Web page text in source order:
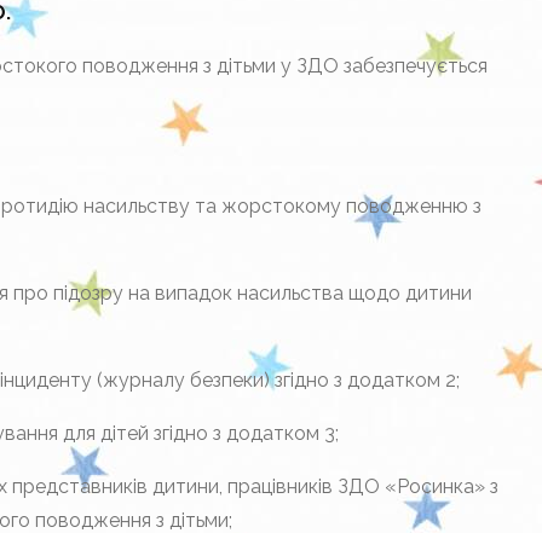
поводження з дітьми у ЗДО забезпечується
насильству та жорстокому поводженню з
підозру на випадок насильства щодо дитини
(журналу безпеки) згідно з додатком 2;
для дітей згідно з додатком 3;
представників дитини, працівників ЗДО «Росинка» з
поводження з дітьми;